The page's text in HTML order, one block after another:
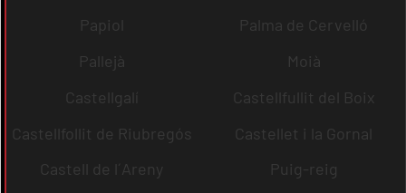
Papiol
Palma de Cervelló
Pallejà
Moià
Castellgalí
Castellfullit del Boix
Castellfollit de Riubregós
Castellet i la Gornal
Castell de l´Areny
Puig-reig